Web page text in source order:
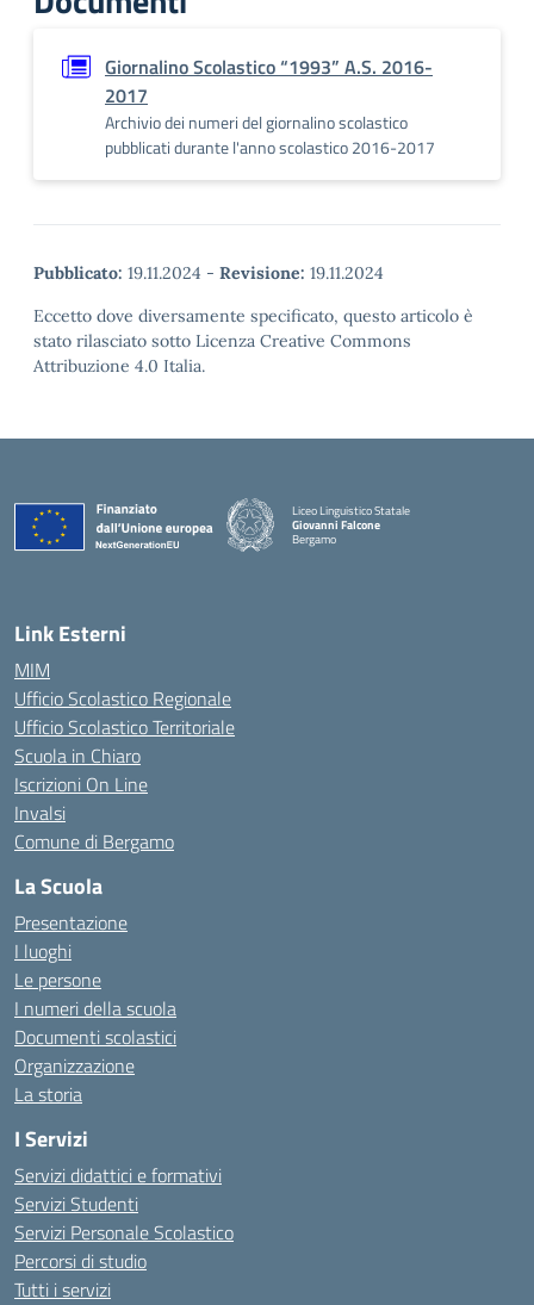
Giornalino Scolastico “1993” A.S. 2016-
2017
Archivio dei numeri del giornalino scolastico
pubblicati durante l'anno scolastico 2016-2017
Pubblicato: 19.11.2024 - Revisione: 19.11.2024
Eccetto dove diversamente specificato, questo articolo è
stato rilasciato sotto Licenza Creative Commons
Attribuzione 4.0 Italia.
Liceo Linguistico Statale
Giovanni Falcone
Bergamo
— Visita la pagina iniziale della scuola
Link Esterni
MIM
Ufficio Scolastico Regionale
Ufficio Scolastico Territoriale
Scuola in Chiaro
Iscrizioni On Line
Invalsi
Comune di Bergamo
La Scuola
Presentazione
I luoghi
Le persone
I numeri della scuola
Documenti scolastici
Organizzazione
La storia
I Servizi
Servizi didattici e formativi
Servizi Studenti
Servizi Personale Scolastico
Percorsi di studio
Tutti i servizi